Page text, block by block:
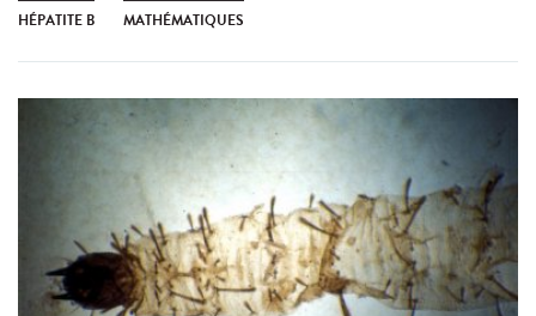
HÉPATITE B MATHÉMATIQUES